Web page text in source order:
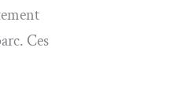
Ces